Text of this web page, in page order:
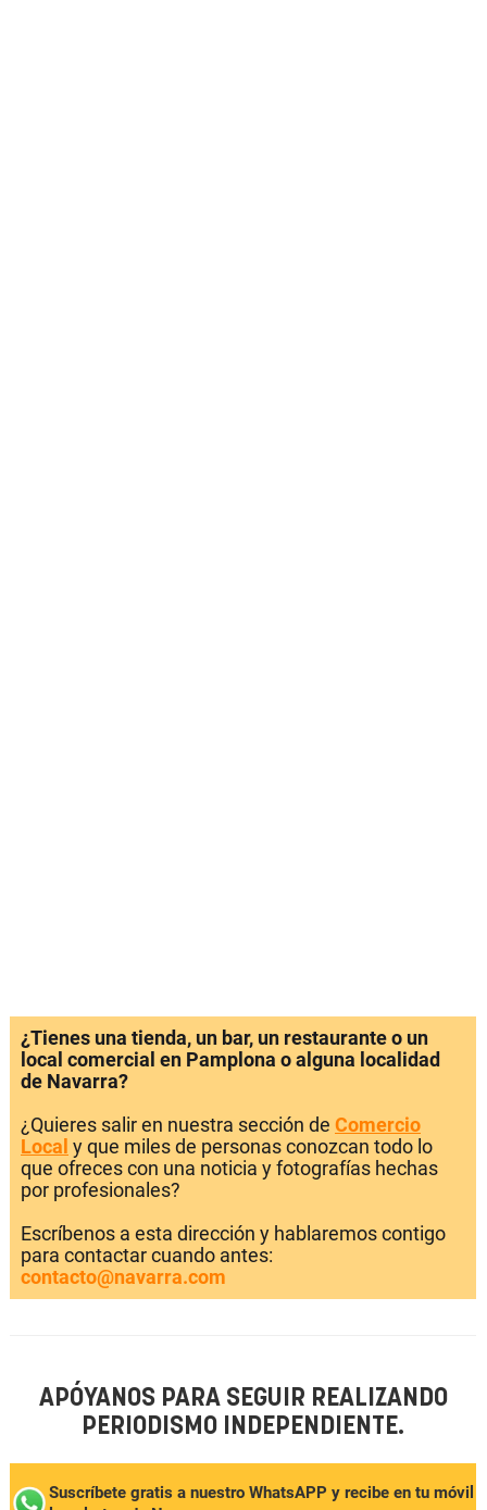
¿Tienes una tienda, un bar, un restaurante o un
local comercial en Pamplona o alguna localidad
de Navarra?
¿Quieres salir en nuestra sección de Comercio
Local y que miles de personas conozcan todo lo
que ofreces con una noticia y fotografías hechas
por profesionales?
Escríbenos a esta dirección y hablaremos contigo
para contactar cuando antes:
contacto@navarra.com
APÓYANOS PARA SEGUIR REALIZANDO
PERIODISMO INDEPENDIENTE.
Suscríbete gratis a nuestro WhatsAPP y recibe en tu móvil